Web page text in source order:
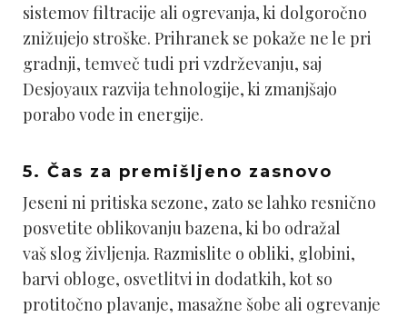
sistemov filtracije ali ogrevanja, ki dolgoročno
znižujejo stroške. Prihranek se pokaže ne le pri
gradnji, temveč tudi pri vzdrževanju, saj
Desjoyaux razvija tehnologije, ki zmanjšajo
porabo vode in energije.
5. Čas za premišljeno zasnovo
Jeseni ni pritiska sezone, zato se lahko resnično
posvetite oblikovanju bazena, ki bo odražal
vaš slog življenja. Razmislite o obliki, globini,
barvi obloge, osvetlitvi in dodatkih, kot so
protitočno plavanje, masažne šobe ali ogrevanje